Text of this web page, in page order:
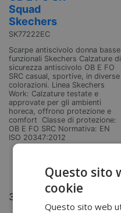
Squad
Skechers
SK77222EC
Scarpe antiscivolo donna basse
funzionali Skechers Calzature di
sicurezza antiscivolo OB E FO
SRC casual, sportive, in diverse
colorazioni. Linea Skechers
Work: Calzature testate e
approvate per gli ambienti
horeca, offrono protezione e
comfort Classe di protezione:
OB E FO SRC Normativa: EN
ISO 20347:2012
al carrello
35
37 38 39 40
Questo sito
cookie
Questo sito web